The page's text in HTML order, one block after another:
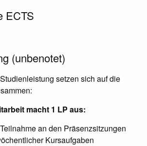
ECTS
(unbenotet)
setzen sich auf die
macht 1 LP aus:
an den Präsenzsitzungen
Kursaufgaben